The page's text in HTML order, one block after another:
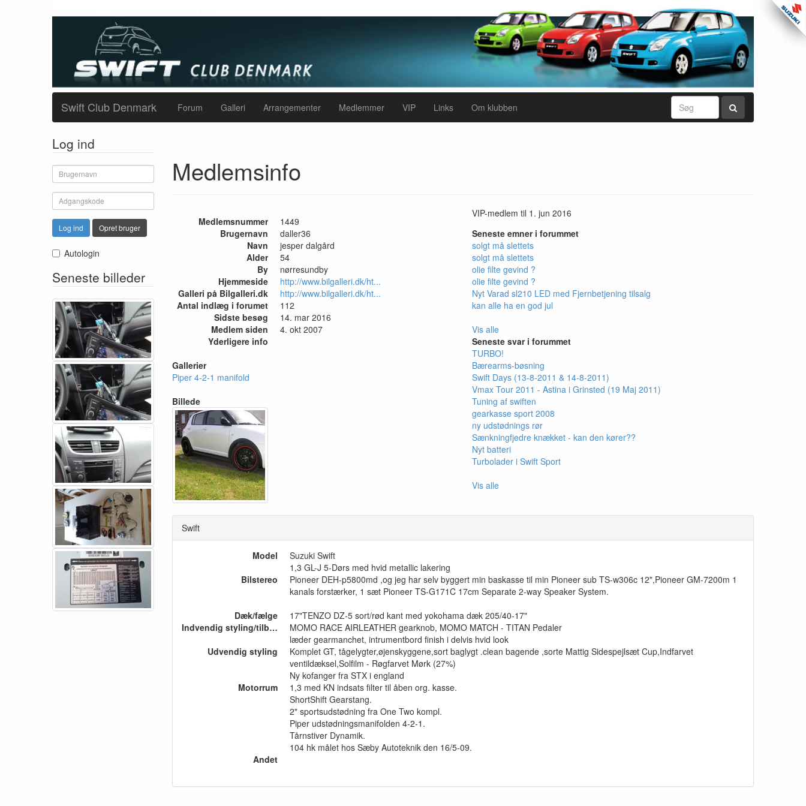
Swift Club Denmark Forum Galleri Arrangementer Medlemmer VIP Links Om klubben
Medlemsinfo
Medlemsnummer
1449
Brugernavn
daller36
Navn
jesper dalgård
Alder
54
By
nørresundby
Hjemmeside
http://www.bilgalleri.dk/ht...
Galleri på Bilgalleri.dk
http://www.bilgalleri.dk/ht...
Antal indlæg i forumet
112
Sidste besøg
14. mar 2016
Medlem siden
4. okt 2007
Yderligere info
Gallerier
Piper 4-2-1 manifold
Billede
VIP-medlem til 1. jun 2016
Seneste emner i forummet
solgt må slettets
solgt må slettets
olie filte gevind ?
olie filte gevind ?
Nyt Varad sl210 LED med Fjernbetjening tilsalg
kan alle ha en god jul
Vis alle
Seneste svar i forummet
TURBO!
Bærearms-bøsning
Swift Days (13-8-2011 & 14-8-2011)
Vmax Tour 2011 - Astina i Grinsted (19 Maj 2011)
Tuning af swiften
gearkasse sport 2008
ny udstødnings rør
Sænkningfjedre knækket - kan den kører??
Nyt batteri
Turbolader i Swift Sport
Vis alle
Swift
Model
Suzuki Swift
1,3 GL-J 5-Dørs med hvid metallic lakering
Bilstereo
Pioneer DEH-p5800md ,og jeg har selv byggert min baskasse til min Pioneer sub TS-w306c 12",Pioneer GM-7200m 1
kanals forstærker, 1 sæt Pioneer TS-G171C 17cm Separate 2-way Speaker System.
Dæk/fælge
17"TENZO DZ-5 sort/rød kant med yokohama dæk 205/40-17"
Indvendig styling/tilbehør
MOMO RACE AIRLEATHER gearknob, MOMO MATCH - TITAN Pedaler
læder gearmanchet, intrumentbord finish i delvis hvid look
Udvendig styling
Komplet GT, tågelygter,øjenskyggene,sort baglygt .clean bagende ,sorte Mattig Sidespejlsæt Cup,Indfarvet
ventildæksel,Solfilm - Røgfarvet Mørk (27%)
Ny kofanger fra STX i england
Motorrum
1,3 med KN indsats filter til åben org. kasse.
ShortShift Gearstang.
2" sportsudstødning fra One Two kompl.
Piper udstødningsmanifolden 4-2-1.
Tårnstiver Dynamik.
104 hk målet hos Sæby Autoteknik den 16/5-09.
Andet
Log ind
Log ind Opret bruger
Autologin
Seneste billeder